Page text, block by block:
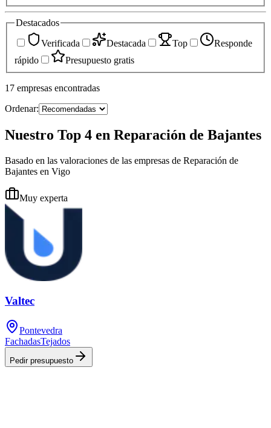
Destacados
Verificada
Destacada Top
Responde
rápido
Presupuesto gratis
17 empresas encontradas
Ordenar:
Nuestro Top 4 en Reparación de Bajantes
Basado en las valoraciones de las empresas de Reparación de
Bajantes en Vigo
Muy experta
Valtec
Pontevedra
FachadasTejados
Pedir presupuesto